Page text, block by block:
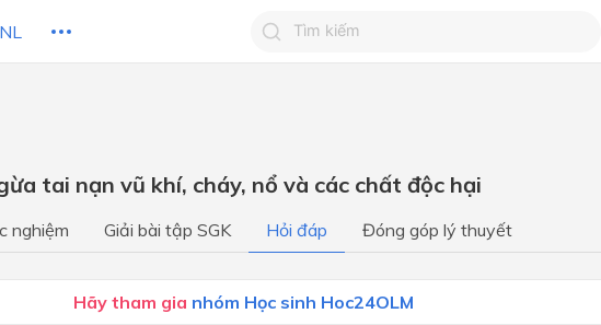
Học kì I
Học kì I
tai nạn vũ khí, cháy, nổ và các chất độc hại
nghiệm Giải bài tập SGK Hỏi đáp Đóng góp lý thuyết
Hãy tham gia nhóm Học sinh Hoc24OLM